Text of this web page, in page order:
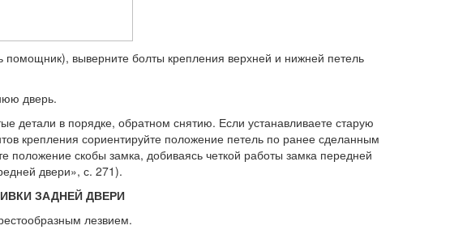
выверните болты крепле­ния верхней и нижней петель
дверь.
детали в порядке, обратном снятию. Если устанавливаете старую
крепления сориентируйте положение петель по ранее сделанным
положение скобы замка, до­биваясь четкой работы замка передней
двери», с. 271).
ЗАДНЕЙ ДВЕРИ
лезвием.